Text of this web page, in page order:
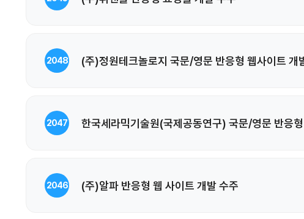
2048 (주)정원테크놀로지 국문/영문 반응형 웹사이트 개
2047 한국세라믹기술원(국제공동연구) 국문/영문 반응
2046 (주)알파 반응형 웹 사이트 개발 수주